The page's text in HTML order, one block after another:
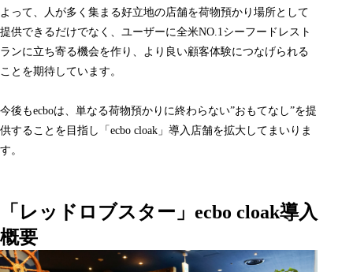
よって、人が多く集まる好立地の店舗を荷物預かり場所として
提供できるだけでなく、ユーザーに全米NO.1シーフードレスト
ランに立ち寄る機会を作り、より良い顧客体験につなげられる
ことを期待しています。
今後もecboは、単なる荷物預かりに終わらない”おもてなし”を提
供することを目指し「ecbo cloak」導入店舗を拡大してまいりま
す。
「レッドロブスター」ecbo cloak導入
概要